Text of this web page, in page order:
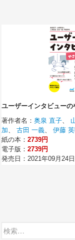
検
索: